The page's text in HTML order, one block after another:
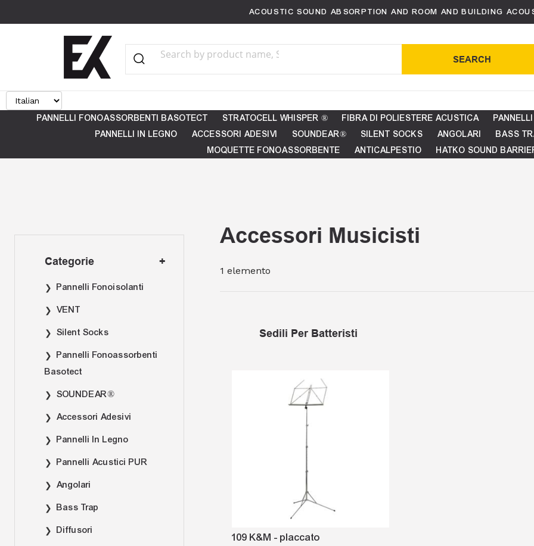
ACOUSTIC SOUND ABSORPTION AND ROOM AND BUILDING
SEARCH
PANNELLI FONOASSORBENTI BASOTECT STRATOCELL WHISPER ® FIBRA DI POLIESTERE ACUSTICA
PANNELLI IN LEGNO
ACCESSORI ADESIVI SOUNDEAR® SILENT SOCKS ANGOLARI BASS
MOQUETTE FONOASSORBENTE
ANTICALPESTIO HATKO SOUND
Accessori Musicisti
1 elemento
Sedili Per Batteristi
109 K&M - placcato
Categorie
Pannelli Fonoisolanti
VENT
Silent Socks
Pannelli Fonoassorbenti
Basotect
SOUNDEAR®
Accessori Adesivi
Pannelli In Legno
Pannelli Acustici PUR
Angolari
Bass Trap
Diffusori